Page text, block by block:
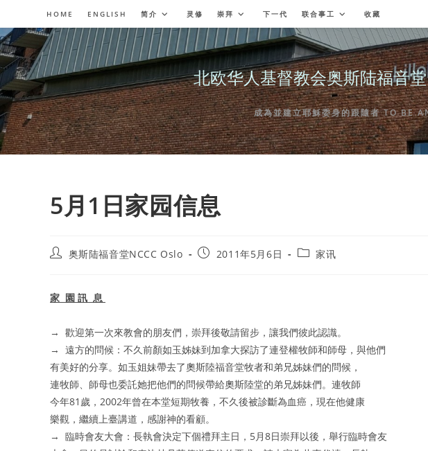
to
content
HOME ENGLISH 简介 灵修 崇拜 下一代 联合事工 收藏
北欧华人基督教会奥斯陆福音
成為並建立耶穌委身的跟隨者 TO BE
5月1日家园信息
Post奥斯陆福音堂NCCC Oslo
Post2011年5月6日
Post家讯
家 園 訊 息
→ 歡迎第一次來教會的朋友們，崇拜後敬請留步，讓我們彼此認識。
→ 遠方的問候：不久前顏如玉姊妹到加拿大探訪了連登權牧師和師母，與他們
有美好的分享。如玉姐妹帶去了奧斯陸福音堂牧者和弟兄姊妹們的問候，
連牧師、師母也委託她把他們的問候帶給奧斯陸堂的弟兄姊妹們。連牧師
今年81歲，2002年曾在本堂短期牧養，不久後被診斷為血癌，現在他健康
樂觀，繼續上臺講道，感謝神的看顧。
→ 臨時會友大會：長執會決定下個禮拜主日，5月8日崇拜以後，舉行臨時會友